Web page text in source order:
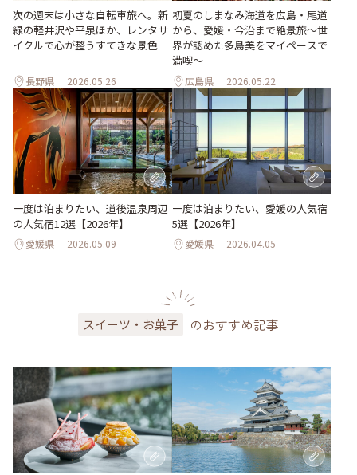
次の週末は小さな自転車旅へ。新
緑の軽井沢や平泉ほか、レンタサ
イクルで心が整うすてきな景色
長野県 2026.05.26
初夏のしまなみ海道を広島・尾道
から、愛媛・今治まで絶景旅〜世
界が認めた多島美をマイペースで
満喫〜
広島県 2026.05.22
一度は泊まりたい、道後温泉周辺
の人気宿12選【2026年】
愛媛県 2026.05.09
一度は泊まりたい、愛媛の人気宿
5選【2026年】
愛媛県 2026.04.05
スイーツ・お菓子 のおすすめ記事